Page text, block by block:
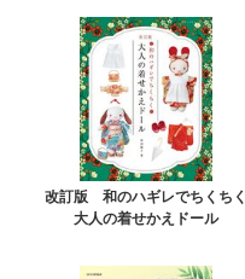
改訂版 和のハギレでちくちく
大人の着せかえドール